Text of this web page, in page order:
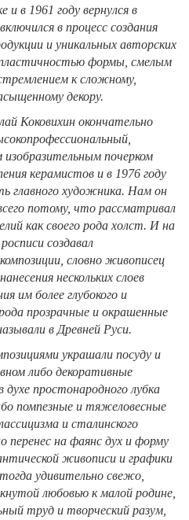
в 1961 году вернулся в
в процесс создания
и уникальных авторских
формы, смелым
к сложному,
декору.
Коковихин окончательно
почерком
керамистов и в 1976 году
главного художника. Нам он
потому, что рассматривал
как своего рода холст. И на
создавал
словно живописец
нескольких слоев
им более глубокого и
прозрачные и окрашенные
в Древней Руси.
украшали посуду и
либо декоративные
простонародного лубка
помпезные и тяжеловесные
и сталинского
перенес на фаянс дух и форму
живописи и графики
удивительно свежо,
любовью к малой родине,
труд и творческий разум,